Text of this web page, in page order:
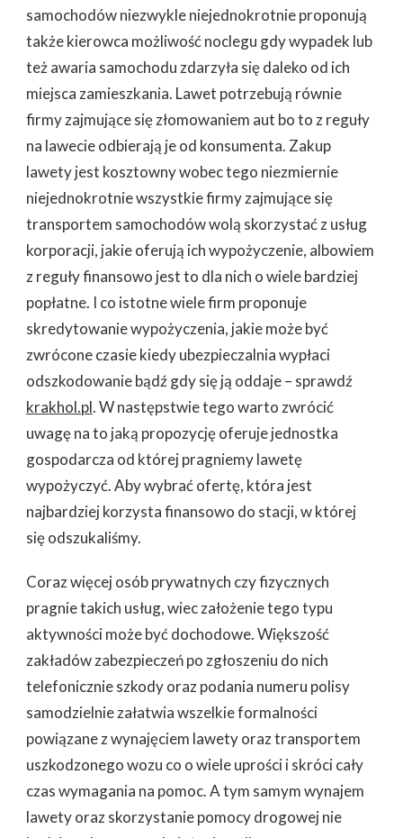
samochodów niezwykle niejednokrotnie proponują
także kierowca możliwość noclegu gdy wypadek lub
też awaria samochodu zdarzyła się daleko od ich
miejsca zamieszkania. Lawet potrzebują równie
firmy zajmujące się złomowaniem aut bo to z reguły
na lawecie odbierają je od konsumenta. Zakup
lawety jest kosztowny wobec tego niezmiernie
niejednokrotnie wszystkie firmy zajmujące się
transportem samochodów wolą skorzystać z usług
korporacji, jakie oferują ich wypożyczenie, albowiem
z reguły finansowo jest to dla nich o wiele bardziej
popłatne. I co istotne wiele firm proponuje
skredytowanie wypożyczenia, jakie może być
zwrócone czasie kiedy ubezpieczalnia wypłaci
odszkodowanie bądź gdy się ją oddaje – sprawdź
krakhol.pl. W następstwie tego warto zwrócić
uwagę na to jaką propozycję oferuje jednostka
gospodarcza od której pragniemy lawetę
wypożyczyć. Aby wybrać ofertę, która jest
najbardziej korzysta finansowo do stacji, w której
się odszukaliśmy.
Coraz więcej osób prywatnych czy fizycznych
pragnie takich usług, wiec założenie tego typu
aktywności może być dochodowe. Większość
zakładów zabezpieczeń po zgłoszeniu do nich
telefonicznie szkody oraz podania numeru polisy
samodzielnie załatwia wszelkie formalności
powiązane z wynajęciem lawety oraz transportem
uszkodzonego wozu co o wiele uprości i skróci cały
czas wymagania na pomoc. A tym samym wynajem
lawety oraz skorzystanie pomocy drogowej nie